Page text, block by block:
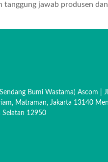
jawab produsen
Bumi Wastama) Ascom |
Matraman, Jakarta 13140
Selatan 12950